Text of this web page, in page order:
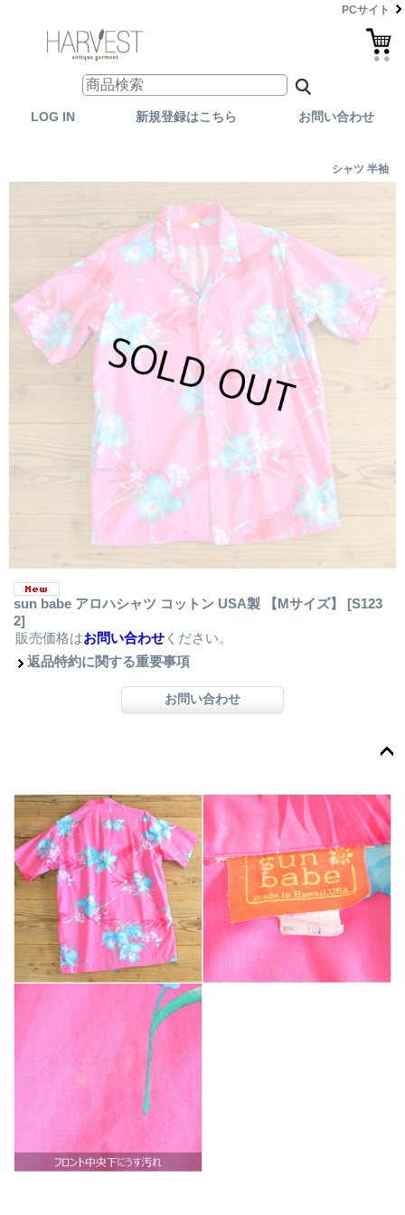
PCサイト
LOG IN 新規登録はこちら お問い合わせ
シャツ 半袖
sun babe アロハシャツ コットン USA製 【Mサイズ】 [S123
2]
販売価格はお問い合わせ ください。
返品特約に関する重要事項